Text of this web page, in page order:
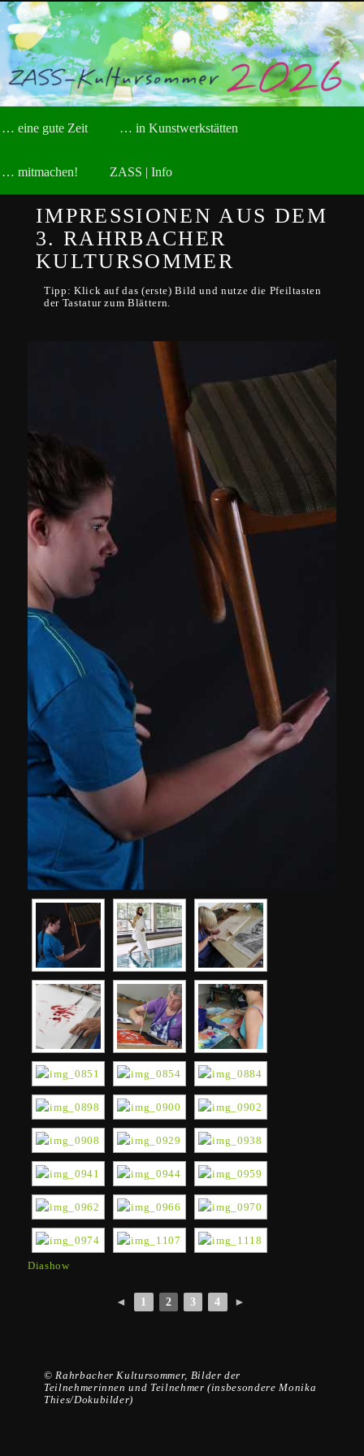
Zum
primären
Inhalt
springenZASS-Kultursommer
kreative Sommerakademie der Stiftung ZASS
… eine gute Zeit … in Kunstwerkstätten
… mitmachen! ZASS | Info
IMPRESSIONEN AUS DEM
3. RAHRBACHER
KULTURSOMMER
Tipp: Klick auf das (erste) Bild und nutze die Pfeiltasten
der Tastatur zum Blättern.
Diashow
◄ 1 2 3 4 ►
© Rahrbacher Kultursommer, Bilder der
Teilnehmerinnen und Teilnehmer (insbesondere Monika
Thies/Dokubilder)